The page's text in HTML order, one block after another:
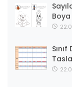
Boya